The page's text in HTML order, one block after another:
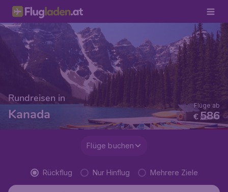
Rundreisen in
Kanada €586
Flüge ab
Flüge buchen
Rückflug Nur Hinflug Mehrere Ziele